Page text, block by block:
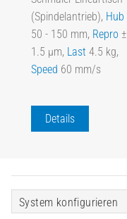
(Spindelantrieb), Hub
50 - 150 mm, Repro ±
1.5 µm, Last 4.5 kg,
Speed 60 mm/s
Details
System konfigurieren